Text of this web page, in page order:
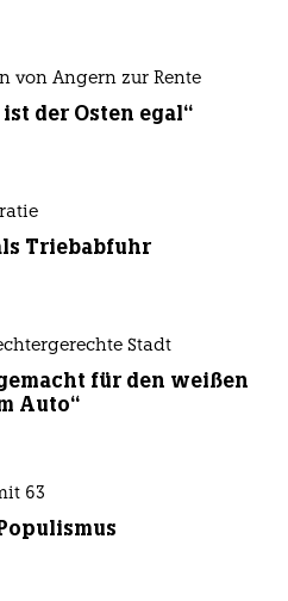
von Angern zur Rente
der Osten egal“
Triebabfuhr
Stadt
für den weißen
Auto“
63